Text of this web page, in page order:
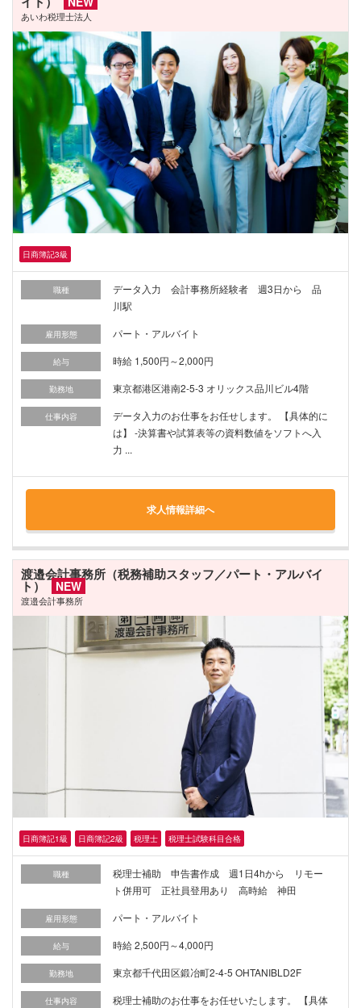
あいわ税理士法人
日商簿記3級
職種
データ入力 会計事務所経験者 週3日から 品
川駅
雇用形態 パート・アルバイト
給与 時給 1,500円～2,000円
勤務地 東京都港区港南2-5-3 オリックス品川ビル4階
仕事内容
データ入力のお仕事をお任せします。 【具体的に
は】 -決算書や試算表等の資料数値をソフトへ入
力 ...
求人情報詳細へ
渡邉会計事務所（税務補助スタッフ／パート・アルバイ
ト） NEW
渡邉会計事務所
日商簿記1級 日商簿記2級 税理士 税理士試験科目合格
職種
税理士補助 申告書作成 週1日4hから リモー
ト併用可 正社員登用あり 高時給 神田
雇用形態 パート・アルバイト
給与 時給 2,500円～4,000円
勤務地 東京都千代田区鍛冶町2-4-5 OHTANIBLD2F
仕事内容
税理士補助のお仕事をお任せいたします。 【具体